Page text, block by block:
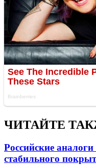
ЧИТАЙТЕ
Российские
стабильного